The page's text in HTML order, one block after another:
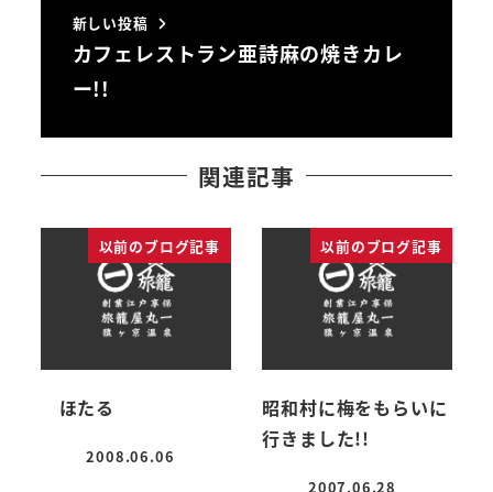
新しい投稿
カフェレストラン亜詩麻の焼きカレ
ー!!
関連記事
以前のブログ記事
ほたる
投稿日
2008.06.06
以前のブログ記事
昭和村に梅をもらいに
行きました!!
2007.06.28